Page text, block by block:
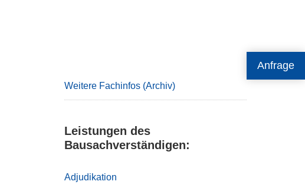
Anfrage
Weitere Fachinfos (Archiv)
Leistungen des
Bausachverständigen:
Adjudikation